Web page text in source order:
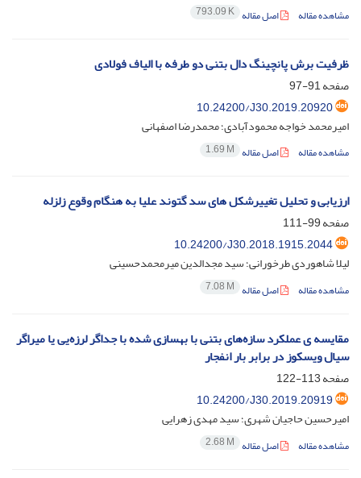
مشاهده مقاله اصل مقاله 793.09 K
ظرفیت برش پانچینگ دال بتنی دو طرفه با الیاف فولادی
صفحه91-97
10.24200/J30.2019.20920
امیرمحمد خواجه محمودآبادی؛ محمدرضا اصفهانی
مشاهده مقاله اصل مقاله 1.69 M
ارزیابی و تحلیل تغییرشکل های سد گتوند علیا به هنگام وقوع زلزله
صفحه99-111
10.24200/J30.2018.1915.2044
لیلا شاهوردی طرخورانی؛ سید مجدالدین میرمحمدحسینی
مشاهده مقاله اصل مقاله 7.08 M
مقایسه‌ ی عملکرد سازه‌های بتنی با بهسازی شده با جداگر لرزه‌یی یا میراگر
سیال ویسکوز در برابر بار انفجار
صفحه113-122
10.24200/J30.2019.20919
امیرحسین حاجیان شهری؛ سید مهدی زهرایی
مشاهده مقاله اصل مقاله 2.68 M